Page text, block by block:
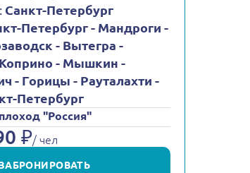
Санкт-Петербург
Петербург - Мандроги -
- Вытегра -
- Мышкин -
- Горицы - Рауталахти -
Петербург
"Россия"
₽/ чел